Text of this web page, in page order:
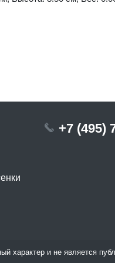
+7 (495)
характер и не является